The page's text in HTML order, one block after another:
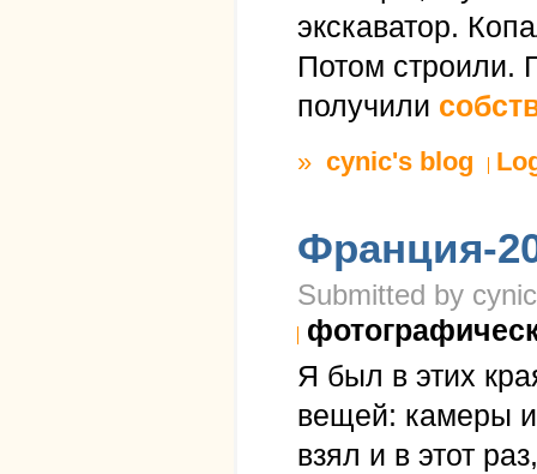
экскаватор.
Потом строили.
получили
» cynic's blog
Франция-
Submitted by
Я был в этих
вещей: камеры
взял и в этот